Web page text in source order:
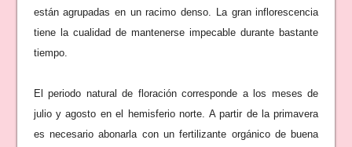
están agrupadas en un racimo denso. La gran inflorescencia
tiene la cualidad de mantenerse impecable durante bastante
tiempo.
El periodo natural de floración corresponde a los meses de
julio y agosto en el hemisferio norte. A partir de la primavera
es necesario abonarla con un fertilizante orgánico de buena